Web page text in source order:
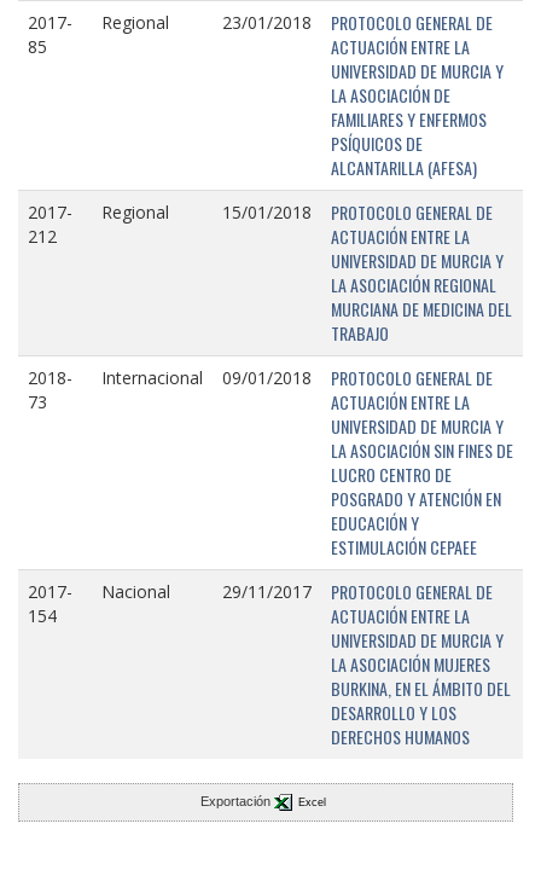
2017-
85
Regional 23/01/2018
PROTOCOLO GENERAL DE
ACTUACIÓN ENTRE LA
UNIVERSIDAD DE MURCIA Y
LA ASOCIACIÓN DE
FAMILIARES Y ENFERMOS
PSÍQUICOS DE
ALCANTARILLA (AFESA)
2017-
212
Regional 15/01/2018
PROTOCOLO GENERAL DE
ACTUACIÓN ENTRE LA
UNIVERSIDAD DE MURCIA Y
LA ASOCIACIÓN REGIONAL
MURCIANA DE MEDICINA DEL
TRABAJO
2018-
73
Internacional 09/01/2018
PROTOCOLO GENERAL DE
ACTUACIÓN ENTRE LA
UNIVERSIDAD DE MURCIA Y
LA ASOCIACIÓN SIN FINES DE
LUCRO CENTRO DE
POSGRADO Y ATENCIÓN EN
EDUCACIÓN Y
ESTIMULACIÓN CEPAEE
2017-
154
Nacional 29/11/2017
PROTOCOLO GENERAL DE
ACTUACIÓN ENTRE LA
UNIVERSIDAD DE MURCIA Y
LA ASOCIACIÓN MUJERES
BURKINA, EN EL ÁMBITO DEL
DESARROLLO Y LOS
DERECHOS HUMANOS
Exportación Excel